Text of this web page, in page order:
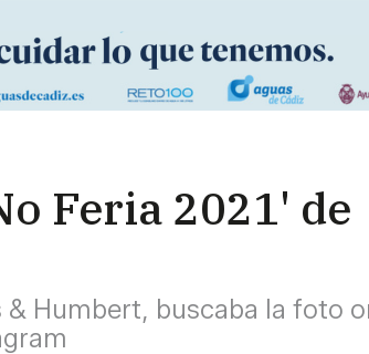
Feria 2021' de
Humbert, buscaba la foto